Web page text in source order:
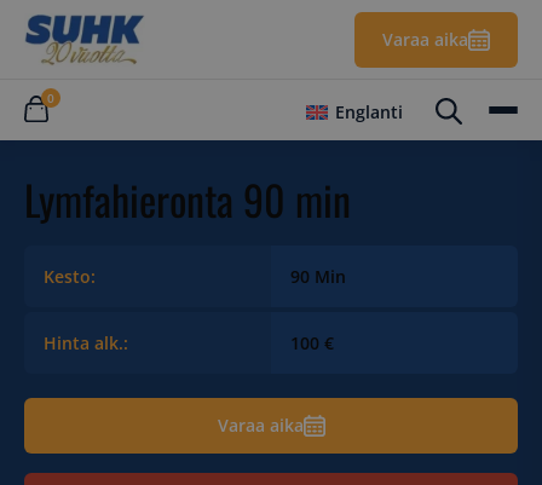
Varaa aika
0
Englanti
Lymfahieronta 90 min
Kesto: 90 Min
Hinta alk.: 100 €
Varaa aika